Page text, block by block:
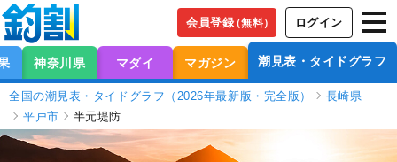
会員登録（無料） ログイン
神奈川県 マダイ マガジン 潮見表・タイドグラフ
全国の潮見表・タイドグラフ（2026年最新版・完全版）
長崎県
平戸市
半元堤防